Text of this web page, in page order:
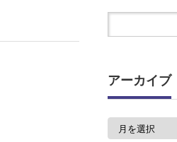
アーカイブ
ア